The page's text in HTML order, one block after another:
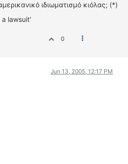
ιδιωματισμό κιόλας; (*)
lawsuit'
0
Jun 13, 2005, 12:17 PM